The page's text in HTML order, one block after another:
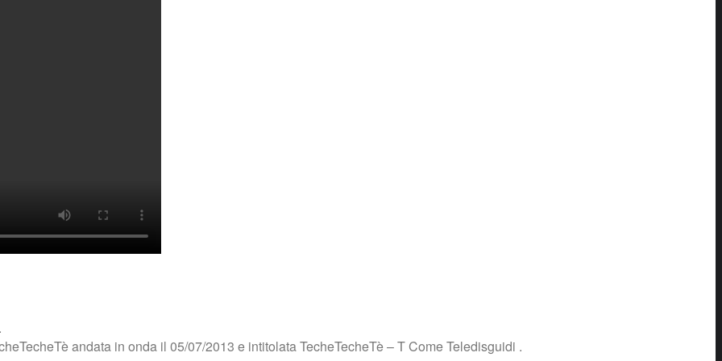
andata in onda il 05/07/2013 e intitolata TecheTecheTè – T Come Teledisguidi .